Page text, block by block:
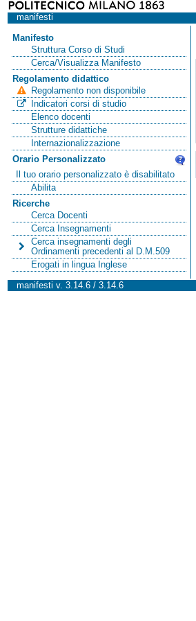
manifesti
Manifesto
Struttura Corso di Studi
Cerca/Visualizza Manifesto
Regolamento didattico
Regolamento non disponibile
Indicatori corsi di studio
Elenco docenti
Strutture didattiche
Internazionalizzazione
Orario Personalizzato
Il tuo orario personalizzato è disabilitato
Abilita
Ricerche
Cerca Docenti
Cerca Insegnamenti
Cerca insegnamenti degli
Ordinamenti precedenti al D.M.509
Erogati in lingua Inglese
manifesti v. 3.14.6 / 3.14.6